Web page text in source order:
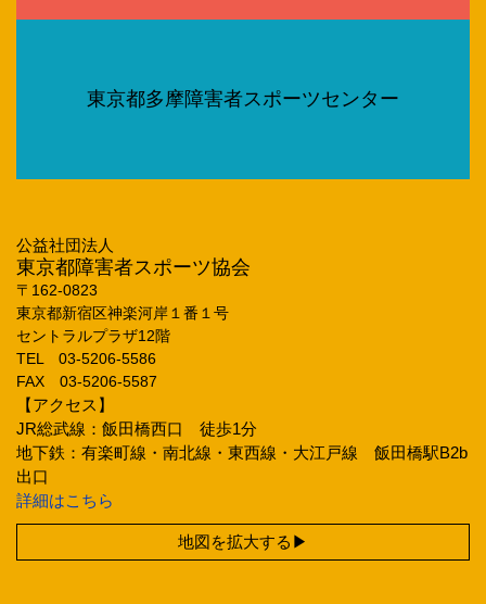
東京都多摩障害者スポーツセンター
公益社団法人
東京都障害者スポーツ協会
〒162‐0823
東京都新宿区神楽河岸１番１号
セントラルプラザ12階
TEL 03‐5206‐5586
FAX 03‐5206‐5587
【アクセス】
JR総武線：飯田橋西口 徒歩1分
地下鉄：有楽町線・南北線・東西線・大江戸線 飯田橋駅B2b
出口
詳細はこちら
地図を拡大する